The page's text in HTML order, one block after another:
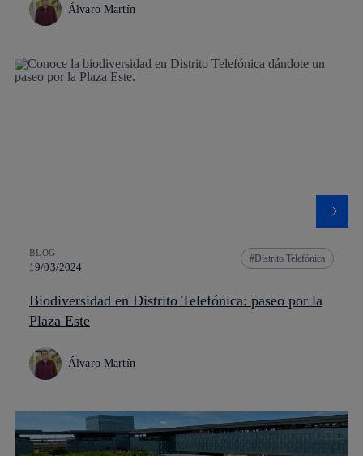
Álvaro Martín
BLOG
19/03/2024
Distrito Telefónica
Biodiversidad en Distrito Telefónica: paseo por la
Plaza Este
Álvaro Martín